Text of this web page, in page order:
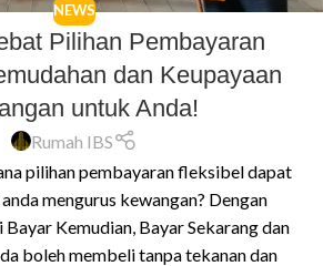
NEWS
Pilihan Pembayaran
dan Keupayaan
untuk Anda!
Rumah IBS
pilihan pembayaran fleksibel dapat
mengurus kewangan? Dengan
Kemudian, Bayar Sekarang dan
boleh membeli tanpa tekanan dan